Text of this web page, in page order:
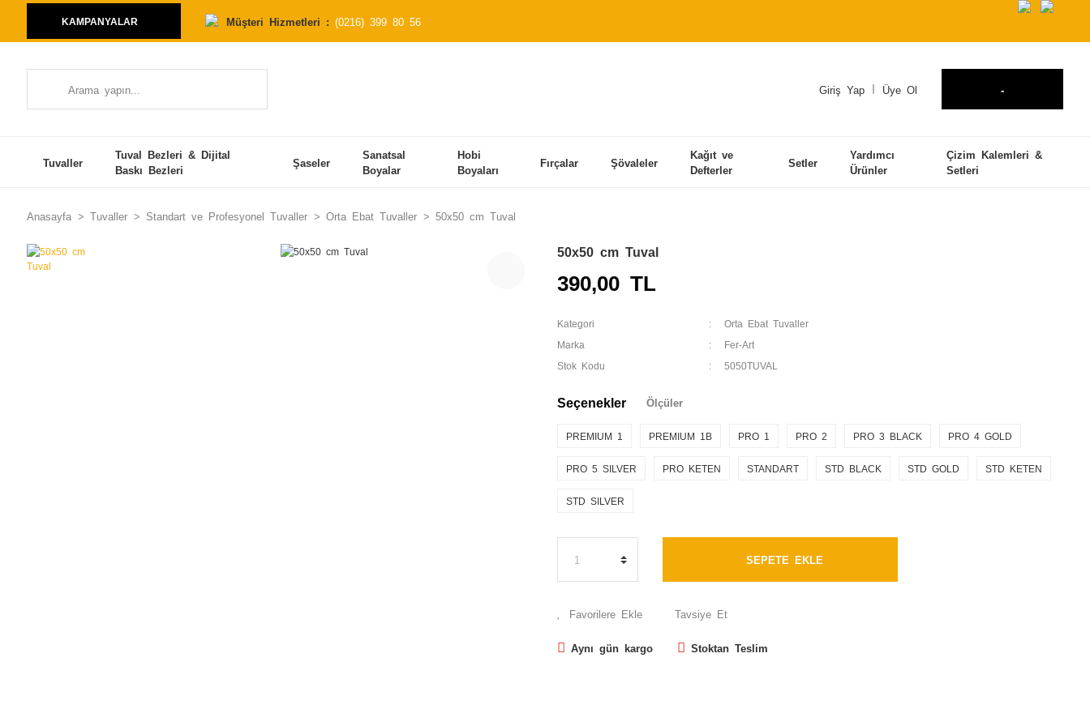
KAMPANYALAR Müşteri Hizmetleri : (0216) 399 80 56
Giriş Yap Üye Ol -
Tuvaller
Tuval Bezleri & Dijital
Baskı Bezleri
Şaseler
Sanatsal
Boyalar
Hobi
Boyaları
Fırçalar Şövaleler
Kağıt ve
Defterler
Setler
Yardımcı
Ürünler
Çizim Kalemleri &
Setleri
Anasayfa Tuvaller Standart ve Profesyonel Tuvaller Orta Ebat Tuvaller 50x50 cm Tuval
50x50 cm Tuval
390,00 TL
Kategori Orta Ebat Tuvaller
Marka Fer-Art
Stok Kodu 5050TUVAL
Seçenekler Ölçüler
PREMIUM 1 PREMIUM 1B PRO 1 PRO 2 PRO 3 BLACK PRO 4 GOLD
PRO 5 SILVER PRO KETEN STANDART STD BLACK STD GOLD STD KETEN
STD SILVER
SEPETE EKLE
Tavsiye Et
Aynı gün kargo Stoktan Teslim